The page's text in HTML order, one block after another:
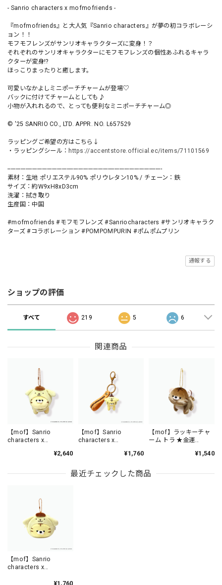
- Sanrio characters x mofmofriends -
『mofmofriends』と大人気『Sanrio characters』が夢の初コラボレーシ
ョン！！
モフモフレンズがサンリオキャラクターズに変身！？
それぞれのサンリオキャラクターにモフモフレンズの個性あふれるキャラ
クターが変身!?
ほっこりまったりと癒します。
可愛いなかよしミニポーチチャームが登場♡
バックに付けてチャームとしても♪
小物が入れれるので、とっても便利なミニポーチチャーム◎
© '25 SANRIO CO., LTD. APPR. NO. L657529
ラッピングご希望の方はこちら↓
・ラッピングシール： https://accentstore.official.ec/items/71101569
----------------------------------------------------------------------------------------------
素材：生地 ポリエステル90% ポリウレタン10% / チェーン：鉄
サイズ：約W9xH8xD3cm
洗濯：拭き取り
生産国：中国
#mofmofriends #モフモフレンズ #Sanriocharacters #サンリオキャラク
ターズ #コラボレーション #POMPOMPURIN #ポムポムプリン
通報する
ショップの評価
すべて 219 5 6
関連商品
【mof】Sanrio
characters x
しマスコットチャーム
/ MFS901-5
¥2,640
【mof】Sanrio
characters x
しPVCキーホルダー
/ MFS006-5
¥1,760
【mof】ラッキーチャ
ーム トラ ★金運
¥1,540
最近チェックした商品
【mof】Sanrio
characters x
しミニポーチチャーム
¥1,760